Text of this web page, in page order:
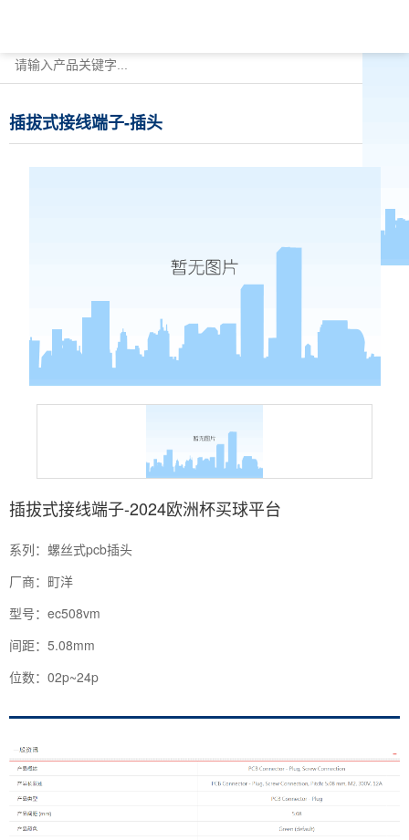
插拔式接线端子-插头
插拔式接线端子-2024欧洲杯买球平台
系列：螺丝式pcb插头
厂商：町洋
型号：ec508vm
间距：5.08mm
位数：02p~24p